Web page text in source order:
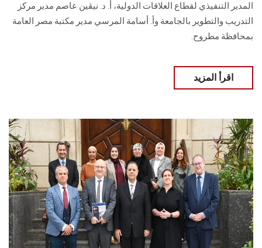
المدير التنفيذي لقطاع العلاقات الدولية، أ. د. نيڤين عاصم مدير مركز
التدريب والتطوير بالجامعة وأ. أسامة المرسي مدير مكتبة مصر العامة
بمحافظة مطروح.
اقرأ المزيد